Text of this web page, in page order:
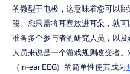
的微型干电极，这意味着您可以
段。您只需将耳塞放进耳朵，就
准备多个参与者的研究人员，以
人员来说是一个游戏规则改变者
（in-ear EEG）的简单性使其成为